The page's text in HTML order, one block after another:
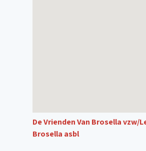
De Vrienden Van Brosella vzw/
Brosella asbl